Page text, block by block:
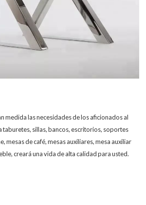
medida las necesidades de los aficionados al
sillas, bancos, escritorios, soportes
mesas de café, mesas auxiliares, mesa auxiliar
creará una vida de alta calidad para usted.